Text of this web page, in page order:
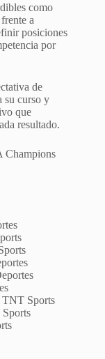
como
a
posiciones
por
de
su curso y
que
resultado.
Champions
Sports